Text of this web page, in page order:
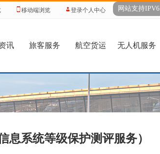
移动端浏览 登录个人中心 网站支持IPV6
讯 旅客服务 航空货运 无人机服务
系统等级保护测评服务）